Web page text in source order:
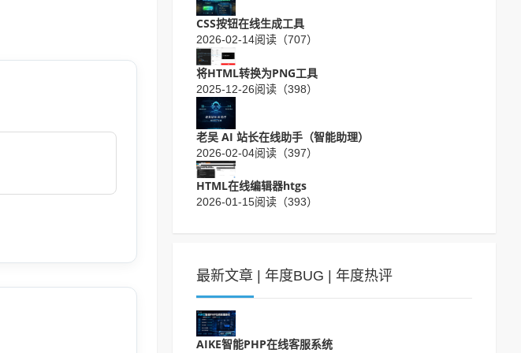
CSS按钮在线生成工具
2026-02-14阅读（707）
将HTML转换为PNG工具
2025-12-26阅读（398）
老吴 AI 站长在线助手（智能助理）
2026-02-04阅读（397）
HTML在线编辑器htgs
2026-01-15阅读（393）
最新文章 | 年度BUG | 年度热评
AIKE智能PHP在线客服系统